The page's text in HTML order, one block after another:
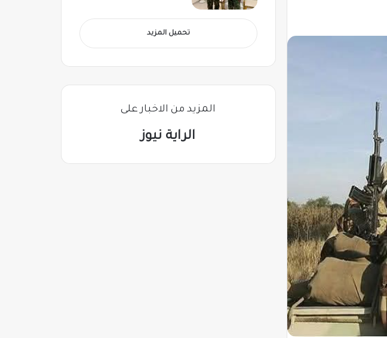
تحميل المزيد
المزيد من الاخبار على
الراية نيوز